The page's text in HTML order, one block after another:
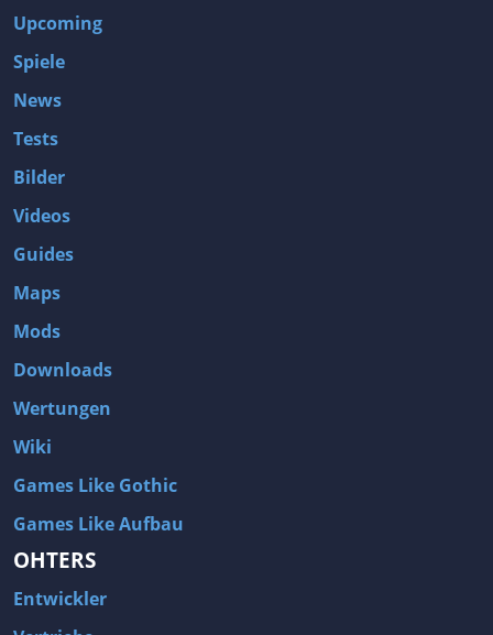
Upcoming
Spiele
News
Tests
Bilder
Videos
Guides
Maps
Mods
Downloads
Wertungen
Wiki
Games Like Gothic
Games Like Aufbau
OHTERS
Entwickler